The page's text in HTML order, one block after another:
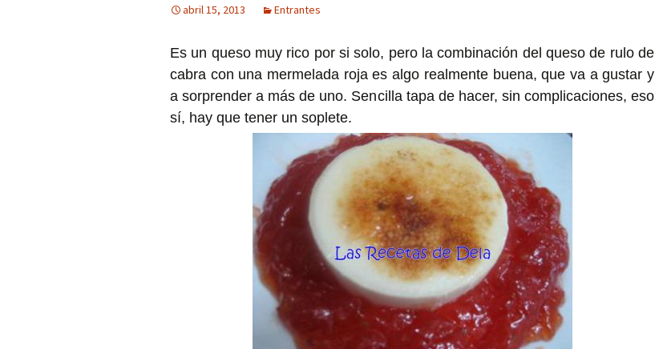
abril 15, 2013 Entrantes
Es un queso muy rico por si solo, pero la combinación del queso de rulo de
cabra con una mermelada roja es algo realmente buena, que va a gustar y
a sorprender a más de uno. Sencilla tapa de hacer, sin complicaciones, eso
sí, hay que tener un soplete.